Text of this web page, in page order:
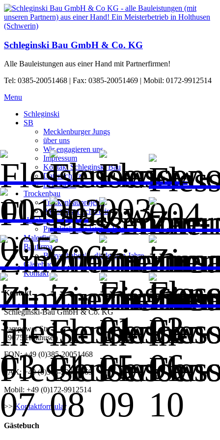
Schleginski Bau GmbH & Co. KG
Alle Bauleistungen aus einer Hand mit Partnerfirmen!
Tel: 0385-20051468 | Fax: 0385-20051469 | Mobil: 0172-9912514
Menu
Schleginski
SB
Mecklenburger Jungs
über uns
Wir engagieren uns
Impressum
Kontakt Schleginski Bau
Datenschutz
Download
Trockenbau
Trockenbauprojekte
Akustikbau Schwerin
Holzbau
Projekte|| - die letzten Jahre
Malerfirma
Baufirma
Bauvorhaben|| - die letzten Jahre
Gästebuch
Kontakt
Kontakt
Schleginski-Bau GmbH & Co. KG
Pampower Str. 1
19075 Holthusen
FON: +49 (0)385-20051468
FAX: +49 (0)385-20051469
Mobil: +49 (0)172-9912514
>> Kontaktformular
Gästebuch